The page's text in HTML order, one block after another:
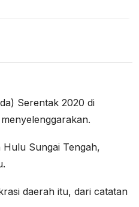
Serentak 2020 di
Sungai Tengah,
daerah itu, dari catatan